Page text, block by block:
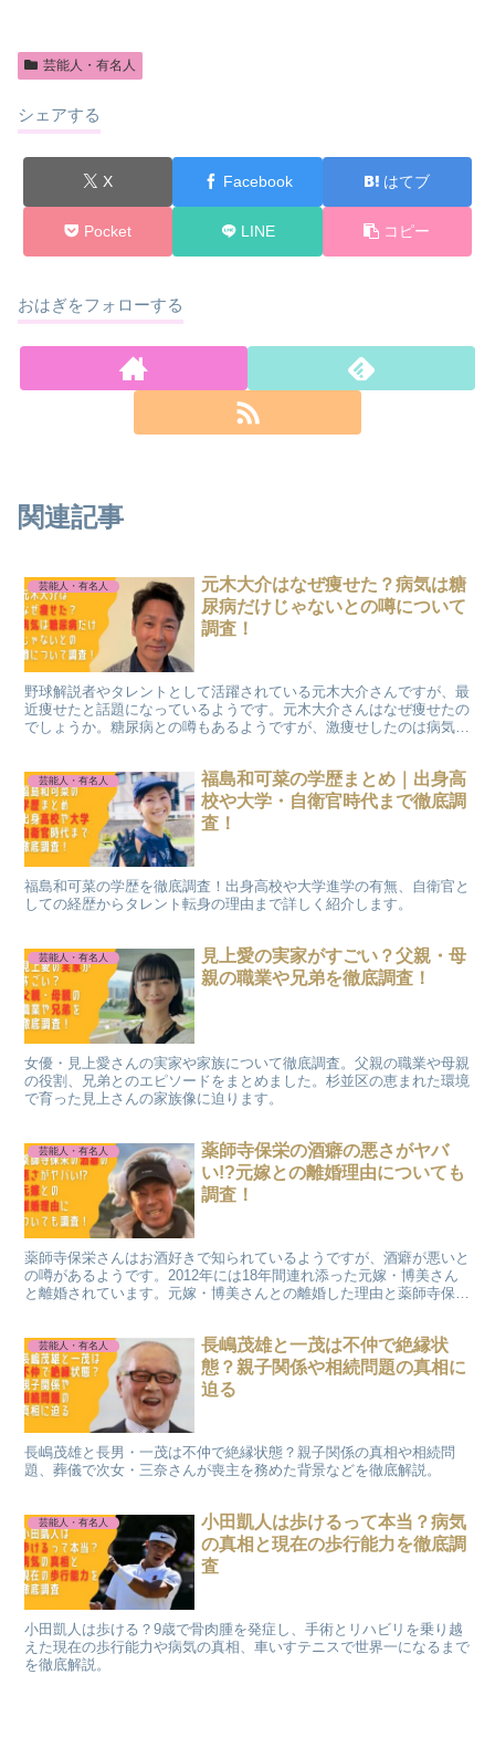
芸能人・有名人
シェアする
X Facebook はてブ
Pocket LINE コピー
おはぎをフォローする
関連記事
芸能人・有名人
元木大介はなぜ痩せた？病気は糖
尿病だけじゃないとの噂について
調査！
野球解説者やタレントとして活躍されている元木大介さんですが、最
近痩せたと話題になっているようです。元木大介さんはなぜ痩せたの
でしょうか。糖尿病との噂もあるようですが、激痩せしたのは病気の
芸能人・有名人
福島和可菜の学歴まとめ｜出身高
校や大学・自衛官時代まで徹底調
査！
福島和可菜の学歴を徹底調査！出身高校や大学進学の有無、自衛官と
しての経歴からタレント転身の理由まで詳しく紹介します。
芸能人・有名人
見上愛の実家がすごい？父親・母
親の職業や兄弟を徹底調査！
女優・見上愛さんの実家や家族について徹底調査。父親の職業や母親
の役割、兄弟とのエピソードをまとめました。杉並区の恵まれた環境
で育った見上さんの家族像に迫ります。
芸能人・有名人
薬師寺保栄の酒癖の悪さがヤバ
い!?元嫁との離婚理由についても
調査！
薬師寺保栄さんはお酒好きで知られているようですが、酒癖が悪いと
の噂があるようです。2012年には18年間連れ添った元嫁・博美さん
と離婚されています。元嫁・博美さんとの離婚した理由と薬師寺保栄
芸能人・有名人
長嶋茂雄と一茂は不仲で絶縁状
態？親子関係や相続問題の真相に
迫る
長嶋茂雄と長男・一茂は不仲で絶縁状態？親子関係の真相や相続問
題、葬儀で次女・三奈さんが喪主を務めた背景などを徹底解説。
芸能人・有名人
小田凱人は歩けるって本当？病気
の真相と現在の歩行能力を徹底調
査
小田凱人は歩ける？9歳で骨肉腫を発症し、手術とリハビリを乗り越
えた現在の歩行能力や病気の真相、車いすテニスで世界一になるまで
を徹底解説。